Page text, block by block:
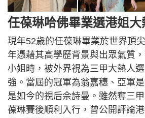
任葆琳哈佛畢業選港姐大
現年52歲的任葆琳畢業於世界頂
年憑藉其高學歷背景與出眾氣質
小姐時，被外界視為三甲大熱人
強。當屆的冠軍為翁嘉穗、亞軍
是如今的視后佘詩曼。雖然奪三
葆琳賽後順利入行，曾公開評論